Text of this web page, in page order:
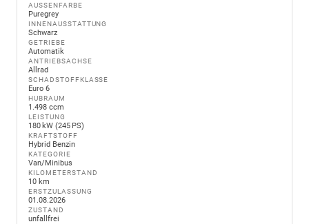
AUSSENFARBE
Puregrey
INNENAUSSTATTUNG
Schwarz
GETRIEBE
Automatik
ANTRIEBSACHSE
Allrad
SCHADSTOFFKLASSE
Euro 6
HUBRAUM
1.498 ccm
LEISTUNG
180 kW (245 PS)
KRAFTSTOFF
Hybrid Benzin
KATEGORIE
Van/Minibus
KILOMETERSTAND
10 km
ERSTZULASSUNG
01.08.2026
ZUSTAND
unfallfrei